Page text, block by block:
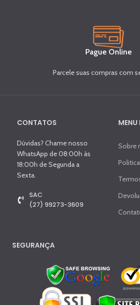
Pague Online
Parcele suas compras com
CONTATOS
Dúvidas? Chame nosso
WhatsApp de 08:00h às
18:00h de Segunda a
Sexta.
SAC
(27) 99273-3609
MENU
Sobre
SEGURANÇA